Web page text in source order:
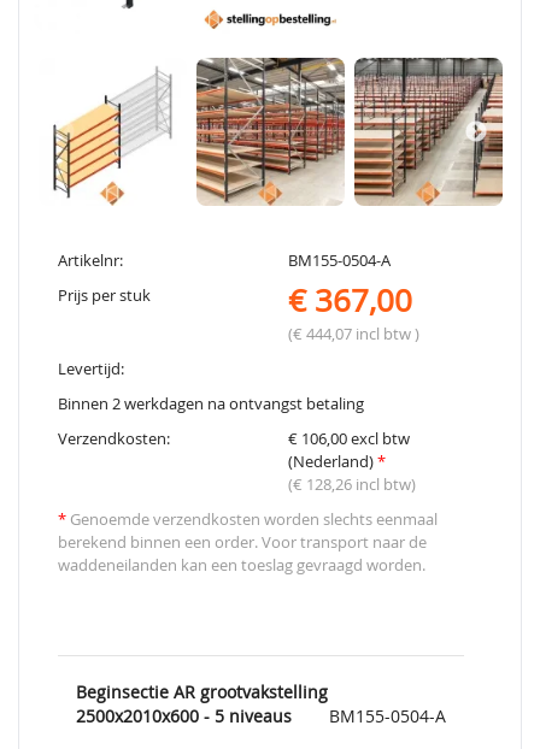
Artikelnr:
BM155-0504-A
Prijs per stuk
€ 367,00
(€ 444,07 incl btw )
Levertijd:
Binnen 2 werkdagen na ontvangst betaling
Verzendkosten:
€ 106,00 excl btw
(Nederland)*
(€ 128,26 incl btw)
* Genoemde verzendkosten worden slechts eenmaal
berekend binnen een order. Voor transport naar de
waddeneilanden kan een toeslag gevraagd worden.
Beginsectie AR grootvakstelling
2500x2010x600 - 5 niveaus
BM155-0504-A